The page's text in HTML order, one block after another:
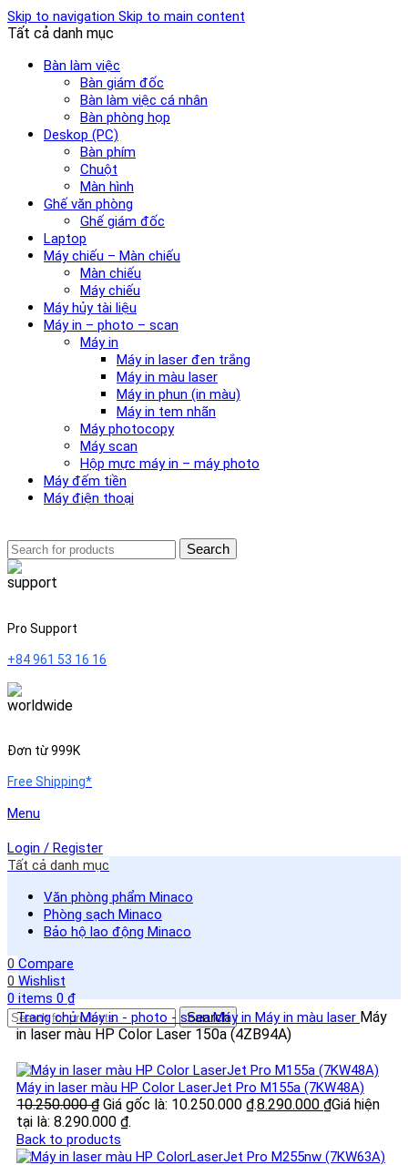
Skip to navigation Skip to main content
Tất cả danh mục
Bàn làm việc
Bàn giám đốc
Bàn làm việc cá nhân
Bàn phòng họp
Deskop (PC)
Bàn phím
Chuột
Màn hình
Ghế văn phòng
Ghế giám đốc
Laptop
Máy chiếu – Màn chiếu
Màn chiếu
Máy chiếu
Máy hủy tài liệu
Máy in – photo – scan
Máy in
Máy in laser đen trắng
Máy in màu laser
Máy in phun (in màu)
Máy in tem nhãn
Máy photocopy
Máy scan
Hộp mực máy in – máy photo
Máy đếm tiền
Máy điện thoại
Search
Pro Support
+84 961 53 16 16
Đơn từ 999K
Free Shipping*
Menu
Login / Register
Tất cả danh mục
Văn phòng phẩm Minaco
Phòng sạch Minaco
Bảo hộ lao động Minaco
0 Compare
0 Wishlist
0items 0₫
Search
Trang chủMáy in - photo - scanMáy in Máy in màu laser Máy
in laser màu HP Color Laser 150a (4ZB94A)
Máy in laser màu HP Color LaserJet Pro M155a (7KW48A)
10.250.000₫ Giá gốc là: 10.250.000 ₫.8.290.000 ₫Giá hiện
tại là: 8.290.000 ₫.
Back to products